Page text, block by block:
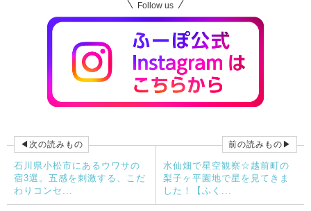
Follow us
◀次の読みもの
石川県小松市にあるウワサの
宿3選。五感を刺激する、こだ
わりコンセ...
前の読みもの▶
水仙畑で星空観察☆越前町の
梨子ヶ平園地で星を見てきま
した！【ふく...